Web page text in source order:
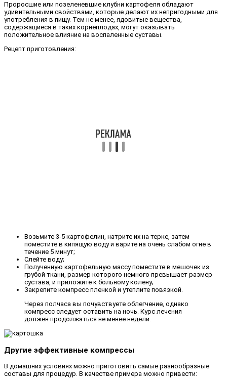
Проросшие или позеленевшие клубни картофеля обладают
удивительными свойствами, которые делают их непригодными для
употребления в пищу. Тем не менее, ядовитые вещества,
содержащиеся в таких корнеплодах, могут оказывать
положительное влияние на воспаленные суставы.
Рецепт приготовления:
Возьмите 3-5 картофелин, натрите их на терке, затем
поместите в кипящую воду и варите на очень слабом огне в
течение 5 минут;
Слейте воду;
Полученную картофельную массу поместите в мешочек из
грубой ткани, размер которого немного превышает размер
сустава, и приложите к больному колену;
Закрепите компресс пленкой и утеплите повязкой.
Через полчаса вы почувствуете облегчение, однако
компресс следует оставить на ночь. Курс лечения
должен продолжаться не менее недели.
Другие эффективные компрессы
В домашних условиях можно приготовить самые разнообразные
составы для процедур. В качестве примера можно привести: